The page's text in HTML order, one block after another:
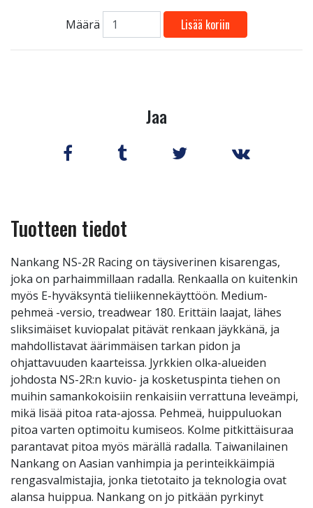
Määrä Lisää koriin
Jaa
Tuotteen tiedot
Nankang NS-2R Racing on täysiverinen kisarengas,
joka on parhaimmillaan radalla. Renkaalla on kuitenkin
myös E-hyväksyntä tieliikennekäyttöön. Medium-
pehmeä -versio, treadwear 180. Erittäin laajat, lähes
sliksimäiset kuviopalat pitävät renkaan jäykkänä, ja
mahdollistavat äärimmäisen tarkan pidon ja
ohjattavuuden kaarteissa. Jyrkkien olka-alueiden
johdosta NS-2R:n kuvio- ja kosketuspinta tiehen on
muihin samankokoisiin renkaisiin verrattuna leveämpi,
mikä lisää pitoa rata-ajossa. Pehmeä, huippuluokan
pitoa varten optimoitu kumiseos. Kolme pitkittäisuraa
parantavat pitoa myös märällä radalla. Taiwanilainen
Nankang on Aasian vanhimpia ja perinteikkäimpiä
rengasvalmistajia, jonka tietotaito ja teknologia ovat
alansa huippua. Nankang on jo pitkään pyrkinyt